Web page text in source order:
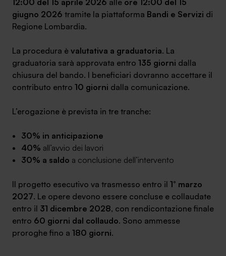
12:00 del 15 aprile 2026 alle ore 12:00 del 15
giugno 2026 tramite la piattaforma Bandi e Servizi di
Regione Lombardia.
La procedura è valutativa a graduatoria. La
graduatoria sarà approvata entro 135 giorni dalla
chiusura del bando. I beneficiari dovranno accettare il
contributo entro 10 giorni dalla comunicazione.
L’erogazione è prevista in tre tranche:
30% in anticipazione
40% all’avvio dei lavori
30% a saldo a conclusione dell’intervento
Il progetto esecutivo va trasmesso entro il 1° marzo
2027. Le opere devono essere concluse e collaudate
entro il 31 dicembre 2028, con rendicontazione finale
entro 60 giorni dal collaudo. Sono ammesse
proroghe fino a 180 giorni.